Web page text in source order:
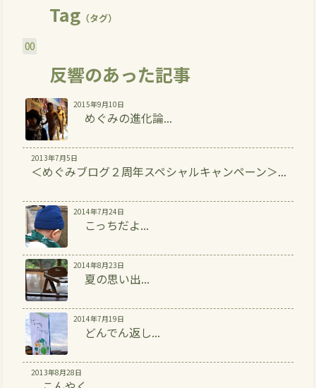
Tag（タグ）
00
反響のあった記事
2015年9月10日
めぐみの進化論...
2013年7月5日
＜めぐみブログ２周年スペシャルキャンペーン＞...
2014年7月24日
こっちだよ...
2014年8月23日
夏の思い出...
2014年7月19日
どんでん返し...
2013年8月28日